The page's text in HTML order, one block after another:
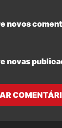
novos
novas